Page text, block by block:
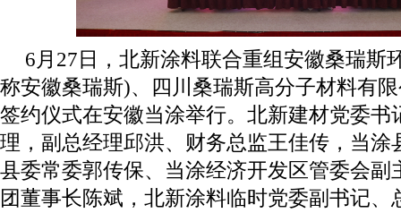
6月27日，北新涂料联合重组安徽桑瑞斯
称安徽桑瑞斯)、四川桑瑞斯高分子材料有
签约仪式在安徽当涂举行。北新建材党委书
理，副总经理邱洪、财务总监王佳传，当涂
县委常委郭传保、当涂经济开发区管委会副
团董事长陈斌，北新涂料临时党委副书记、